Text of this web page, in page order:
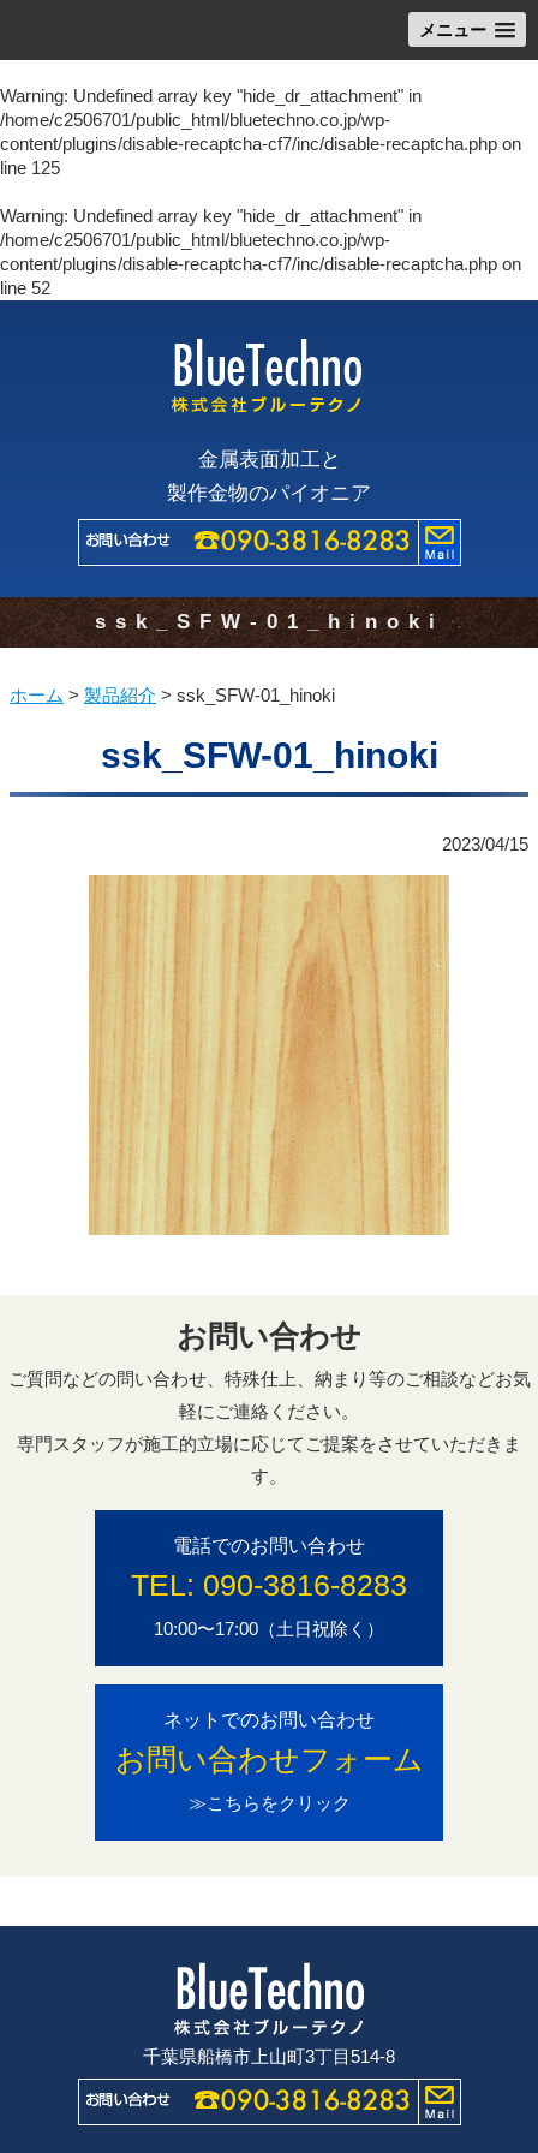
メニュー
Warning: Undefined array key "hide_dr_attachment" in
/home/c2506701/public_html/bluetechno.co.jp/wp-
content/plugins/disable-recaptcha-cf7/inc/disable-recaptcha.php on
line 125
Warning: Undefined array key "hide_dr_attachment" in
/home/c2506701/public_html/bluetechno.co.jp/wp-
content/plugins/disable-recaptcha-cf7/inc/disable-recaptcha.php on
line 52
金属表面加工と
製作金物のパイオニア
ssk_SFW-01_hinoki
ホーム > 製品紹介 > ssk_SFW-01_hinoki
ssk_SFW-01_hinoki
2023/04/15
お問い合わせ
ご質問などの問い合わせ、特殊仕上、納まり等のご相談などお気
軽にご連絡ください。
専門スタッフが施工的立場に応じてご提案をさせていただきま
す。
電話でのお問い合わせ
TEL: 090-3816-8283
10:00〜17:00（土日祝除く）
ネットでのお問い合わせ
お問い合わせフォーム
≫こちらをクリック
千葉県船橋市上山町3丁目514-8